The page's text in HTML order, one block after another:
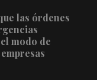
las órdenes
modo de